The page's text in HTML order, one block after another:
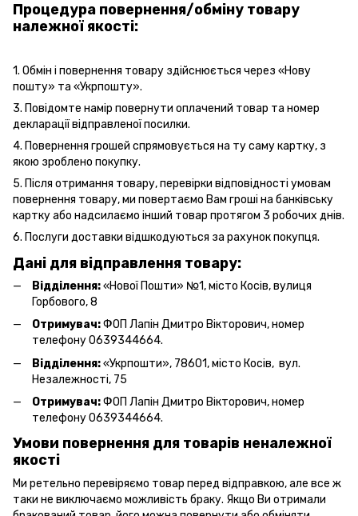
Процедура повернення/обміну товару
належної якості:
1. Обмін і повернення товару здійснюється через «Нову
пошту» та «Укрпошту».
3. Повідомте намір повернути оплачений товар та номер
декларації відправленої посилки.
4. Повернення грошей спрямовується на ту саму картку, з
якою зроблено покупку.
5. Після отримання товару, перевірки відповідності умовам
повернення товару, ми повертаємо Вам гроші на банківську
картку або надсилаємо інший товар протягом 3 робочих днів.
6. Послуги доставки відшкодуються за рахунок покупця.
Дані для відправлення товару:
Відділення:«Нової Пошти» №1, місто Косів, вулиця
Горбового, 8
Отримувач:ФОП Лапін Дмитро Вікторович, номер
телефону 0639344664.
Відділення:«Укрпошти», 78601, місто Косів, вул.
Незалежності, 75
Отримувач:ФОП Лапін Дмитро Вікторович, номер
телефону 0639344664.
Умови повернення для товарів неналежної
якості
Ми ретельно перевіряємо товар перед відправкою, але все ж
таки не виключаємо можливість браку. Якщо Ви отримали